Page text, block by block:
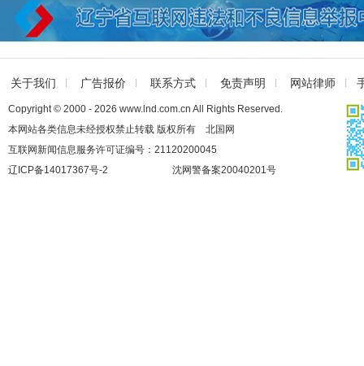
关于我们 广告报价 联系方式 免责声明 网站律师
Copyright © 2000 - 2026 www.lnd.com.cn All Rights Reserved.
本网站各类信息未经授权禁止转载 版权所有 北国网
互联网新闻信息服务许可证编号：21120200045
辽ICP备14017367号-2
沈网警备案20040201号